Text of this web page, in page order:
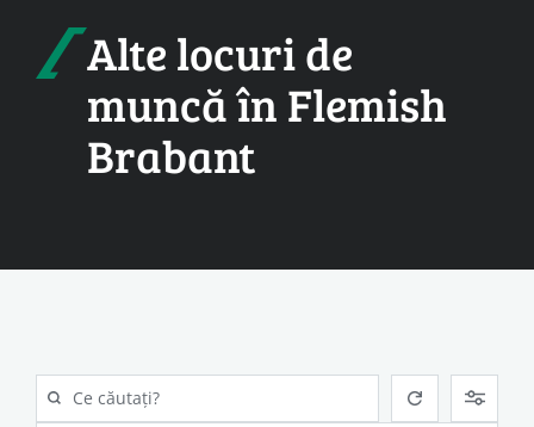
Alte locuri de
muncă în Flemish
Brabant